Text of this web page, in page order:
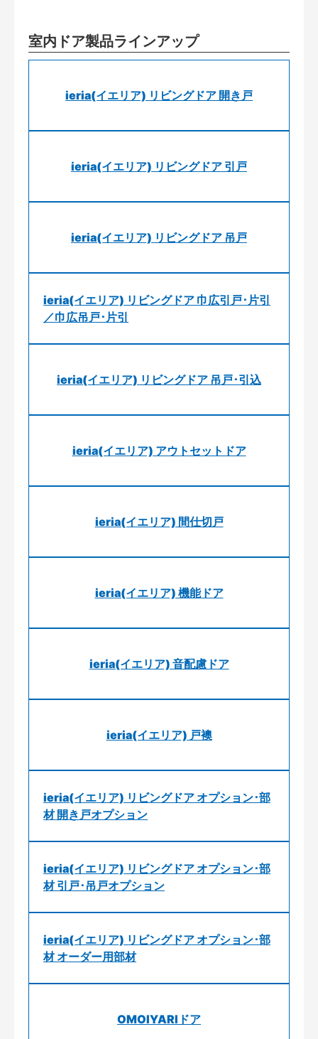
室内ドア製品ラインアップ
ieria(イエリア) リビングドア 開き戸
ieria(イエリア) リビングドア 引戸
ieria(イエリア) リビングドア 吊戸
ieria(イエリア) リビングドア 巾広引戸･片引
／巾広吊戸･片引
ieria(イエリア) リビングドア 吊戸･引込
ieria(イエリア) アウトセットドア
ieria(イエリア) 間仕切戸
ieria(イエリア) 機能ドア
ieria(イエリア) 音配慮ドア
ieria(イエリア) 戸襖
ieria(イエリア) リビングドア オプション･部
材 開き戸オプション
ieria(イエリア) リビングドア オプション･部
材 引戸･吊戸オプション
ieria(イエリア) リビングドア オプション･部
材 オーダー用部材
OMOIYARIドア